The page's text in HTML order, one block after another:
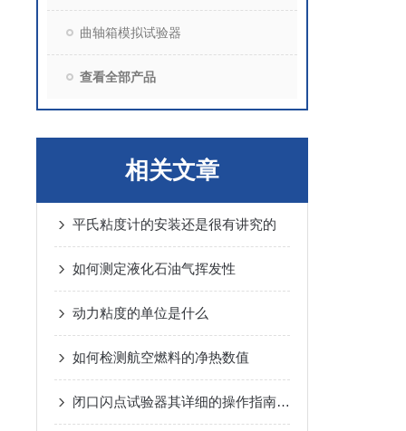
曲轴箱模拟试验器
查看全部产品
相关文章
平氏粘度计的安装还是很有讲究的
如何测定液化石油气挥发性
动力粘度的单位是什么
如何检测航空燃料的净热数值
闭口闪点试验器其详细的操作指南如下